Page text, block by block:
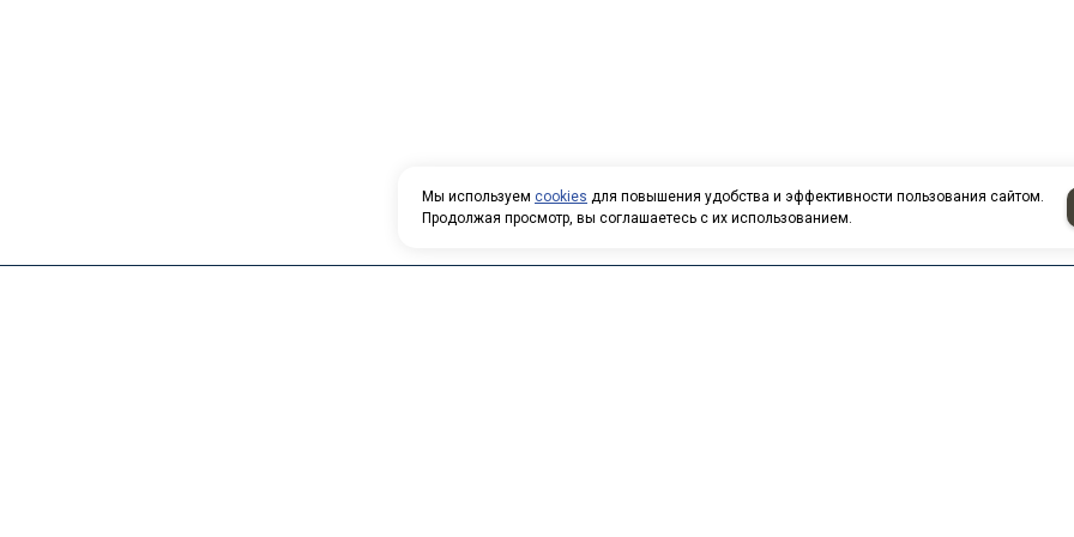
Мы используем cookies для повышения удобства и эффективности пользования сайтом.
Продолжая просмотр, вы соглашаетесь с их использованием.